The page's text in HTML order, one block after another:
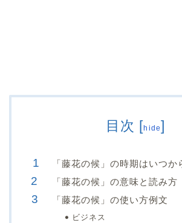
目次 [hide]
「藤花の候」の時期はいつか
「藤花の候」の意味と読み方
「藤花の候」の使い方例文
ビジネス